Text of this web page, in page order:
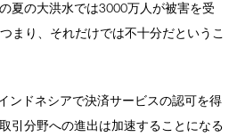
夏の大洪水では3000万人が被害を受
まり、それだけでは不十分だというこ
ンドネシアで決済サービスの認可を得
引分野への進出は加速することになる